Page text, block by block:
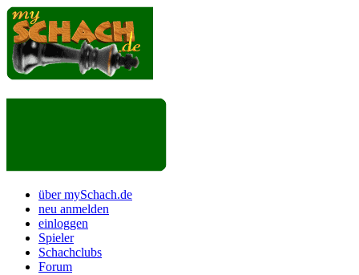
über mySchach.de
neu anmelden
einloggen
Spieler
Schachclubs
Forum